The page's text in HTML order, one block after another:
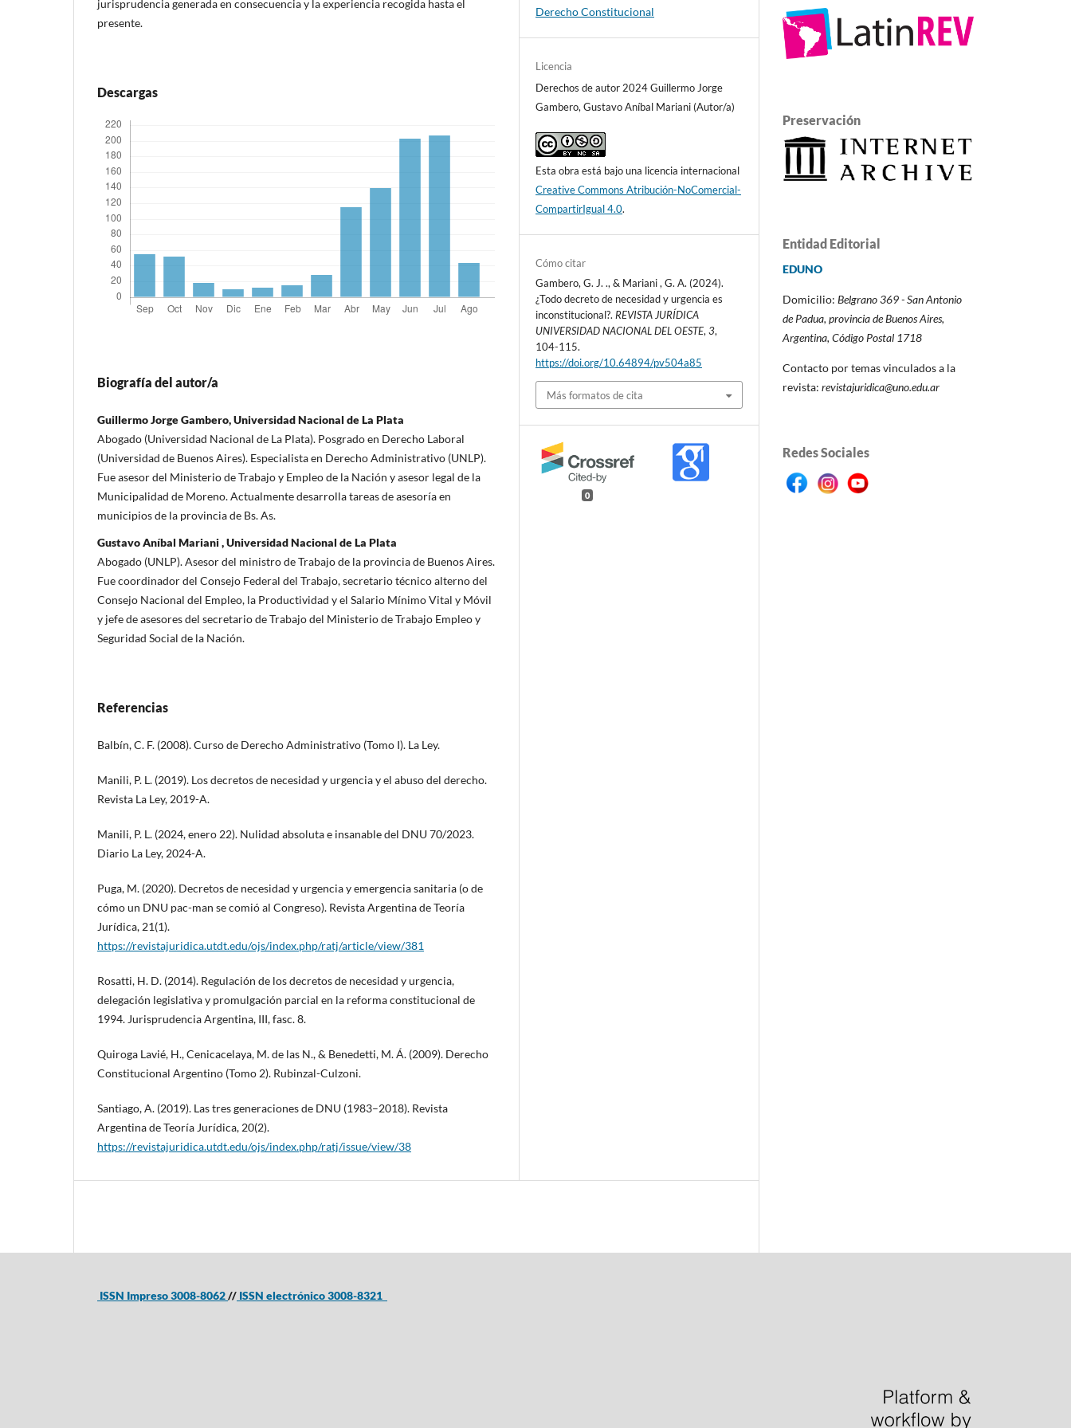
jurisprudencia generada en consecuencia y la experiencia recogida hasta el
presente.
Descargas
Biografía del autor/a
Guillermo Jorge Gambero, Universidad Nacional de La Plata
Abogado (Universidad Nacional de La Plata). Posgrado en Derecho Laboral
(Universidad de Buenos Aires). Especialista en Derecho Administrativo (UNLP).
Fue asesor del Ministerio de Trabajo y Empleo de la Nación y asesor legal de la
Municipalidad de Moreno. Actualmente desarrolla tareas de asesoría en
municipios de la provincia de Bs. As.
Gustavo Aníbal Mariani , Universidad Nacional de La Plata
Abogado (UNLP). Asesor del ministro de Trabajo de la provincia de Buenos Aires.
Fue coordinador del Consejo Federal del Trabajo, secretario técnico alterno del
Consejo Nacional del Empleo, la Productividad y el Salario Mínimo Vital y Móvil
y jefe de asesores del secretario de Trabajo del Ministerio de Trabajo Empleo y
Seguridad Social de la Nación.
Referencias
Balbín, C. F. (2008). Curso de Derecho Administrativo (Tomo I). La Ley.
Manili, P. L. (2019). Los decretos de necesidad y urgencia y el abuso del derecho.
Revista La Ley, 2019-A.
Manili, P. L. (2024, enero 22). Nulidad absoluta e insanable del DNU 70/2023.
Diario La Ley, 2024-A.
Puga, M. (2020). Decretos de necesidad y urgencia y emergencia sanitaria (o de
cómo un DNU pac-man se comió al Congreso). Revista Argentina de Teoría
Jurídica, 21(1).
https://revistajuridica.utdt.edu/ojs/index.php/ratj/article/view/381
Rosatti, H. D. (2014). Regulación de los decretos de necesidad y urgencia,
delegación legislativa y promulgación parcial en la reforma constitucional de
1994. Jurisprudencia Argentina, III, fasc. 8.
Quiroga Lavié, H., Cenicacelaya, M. de las N., & Benedetti, M. Á. (2009). Derecho
Constitucional Argentino (Tomo 2). Rubinzal-Culzoni.
Santiago, A. (2019). Las tres generaciones de DNU (1983–2018). Revista
Argentina de Teoría Jurídica, 20(2).
https://revistajuridica.utdt.edu/ojs/index.php/ratj/issue/view/38
Derecho Constitucional
Licencia
Derechos de autor 2024 Guillermo Jorge
Gambero, Gustavo Aníbal Mariani (Autor/a)
Esta obra está bajo una licencia internacional
Creative Commons Atribución-NoComercial-
CompartirIgual 4.0.
Cómo citar
Gambero, G. J. ., & Mariani , G. A. (2024).
¿Todo decreto de necesidad y urgencia es
inconstitucional?.REVISTA JURÍDICA
UNIVERSIDAD NACIONAL DEL OESTE,3,
104-115.
https://doi.org/10.64894/pv504a85
Más formatos de cita
0
Preservación
Entidad Editorial
EDUNO
Domicilio: Belgrano 369 - San Antonio
de Padua, provincia de Buenos Aires,
Argentina, Código Postal 1718
Contacto por temas vinculados a la
revista: revistajuridica@uno.edu.ar
Redes Sociales
ISSN Impreso 3008-8062// ISSN electrónico 3008-8321